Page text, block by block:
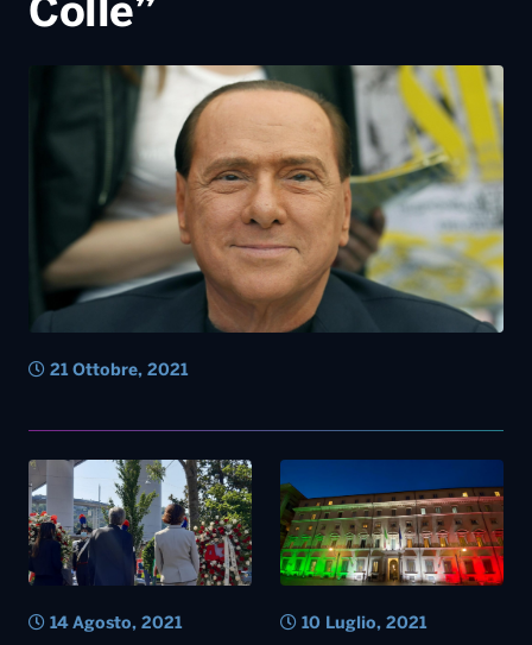
Colle”
21 Ottobre, 2021
14 Agosto, 2021 10 Luglio, 2021